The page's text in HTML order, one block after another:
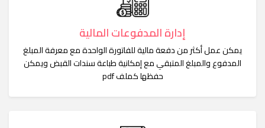
إدارة المدفوعات المالية
يمكن عمل أكثر من دفعة مالية للفاتورة الواحدة مع معرفة المبلغ
المدفوع والمبلغ المتبقي مع إمكانية طباعة سندات القبض ويمكن
حفظها كملف pdf